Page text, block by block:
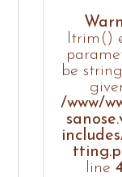
ltrim()
be
/www/
line